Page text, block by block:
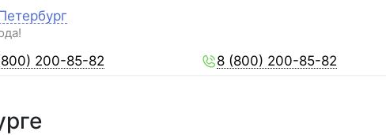
200-85-82 8 (800) 200-85-82